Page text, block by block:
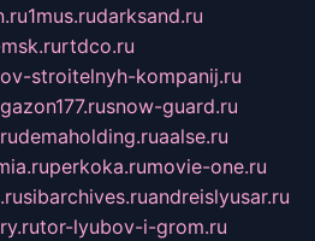
1mus.rudarksand.ru
rtdco.ru
stroitelnyh-kompanij.ru
snow-guard.ru
demaholding.ruaalse.ru
perkoka.rumovie-one.ru
sibarchives.ruandreislyusar.ru
tor-lyubov-i-grom.ru